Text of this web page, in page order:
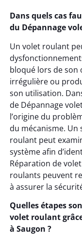
Dans quels cas
du Dépannage
Un volet roulant
bloqué lors de son
irrégulière ou
son utilisation.
de Dépannage
l’origine du
du mécanisme. Un
roulant peut
système afin
Réparation de
roulants peuvent
à assurer la
Quelles étapes
volet roulant
à Saugon ?